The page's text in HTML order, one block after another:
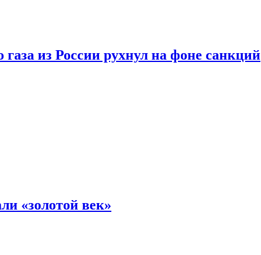
газа из России рухнул на фоне санкций
«золотой век»